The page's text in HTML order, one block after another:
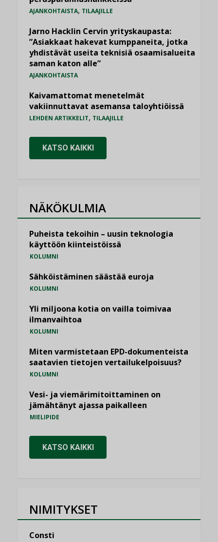
AJANKOHTAISTA, TILAAJILLE
Jarno Hacklin Cervin yrityskaupasta:
”Asiakkaat hakevat kumppaneita, jotka
yhdistävät useita teknisiä osaamisalueita
saman katon alle”
AJANKOHTAISTA
Kaivamattomat menetelmät
vakiinnuttavat asemansa taloyhtiöissä
LEHDEN ARTIKKELIT, TILAAJILLE
KATSO KAIKKI
NÄKÖKULMIA
Puheista tekoihin – uusin teknologia
käyttöön kiinteistöissä
KOLUMNI
Sähköistäminen säästää euroja
KOLUMNI
Yli miljoona kotia on vailla toimivaa
ilmanvaihtoa
KOLUMNI
Miten varmistetaan EPD-dokumenteista
saatavien tietojen vertailukelpoisuus?
KOLUMNI
Vesi- ja viemärimitoittaminen on
jämähtänyt ajassa paikalleen
MIELIPIDE
KATSO KAIKKI
NIMITYKSET
Consti